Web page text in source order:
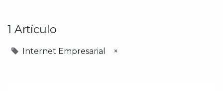
1 Artículo
Internet Empresarial ×